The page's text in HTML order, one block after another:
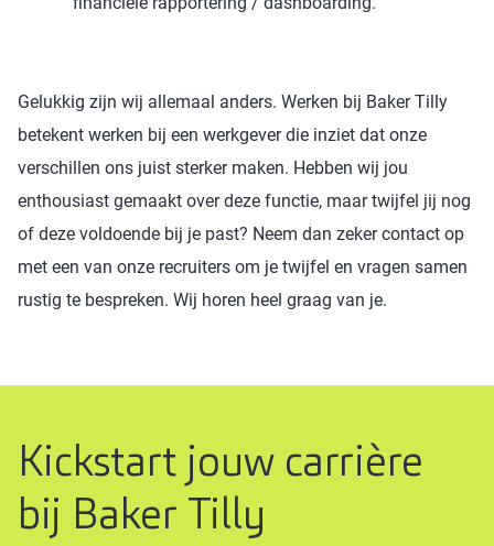
Gelukkig zijn wij allemaal anders. Werken bij Baker Tilly
betekent werken bij een werkgever die inziet dat onze
verschillen ons juist sterker maken. Hebben wij jou
enthousiast gemaakt over deze functie, maar twijfel jij nog
of deze voldoende bij je past? Neem dan zeker contact op
met een van onze recruiters om je twijfel en vragen samen
rustig te bespreken. Wij horen heel graag van je.
Kickstart jouw carrière
bij Baker Tilly